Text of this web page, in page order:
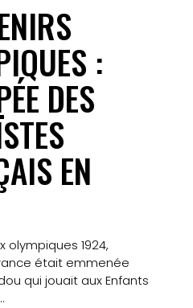
:
DES
EN
olympiques 1924,
était emmenée
qui jouait aux Enfants